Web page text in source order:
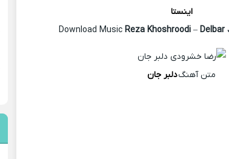
اینستا
Reza Khoshroodi– Delbar
متن آهنگدلبر جان